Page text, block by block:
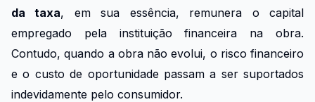
da taxa, em sua essência, remunera o capital
empregado pela instituição financeira na obra.
Contudo, quando a obra não evolui, o risco financeiro
e o custo de oportunidade passam a ser suportados
indevidamente pelo consumidor.